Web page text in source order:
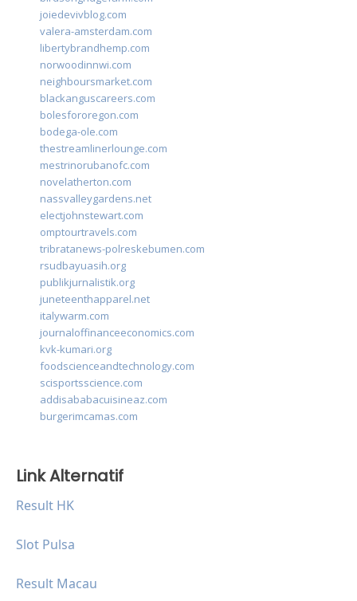
joiedevivblog.com
valera-amsterdam.com
libertybrandhemp.com
norwoodinnwi.com
neighboursmarket.com
blackanguscareers.com
bolesfororegon.com
bodega-ole.com
thestreamlinerlounge.com
mestrinorubanofc.com
novelatherton.com
nassvalleygardens.net
electjohnstewart.com
omptourtravels.com
tribratanews-polreskebumen.com
rsudbayuasih.org
publikjurnalistik.org
juneteenthapparel.net
italywarm.com
journaloffinanceeconomics.com
kvk-kumari.org
foodscienceandtechnology.com
scisportsscience.com
addisababacuisineaz.com
burgerimcamas.com
Link Alternatif
Result HK
Slot Pulsa
Result Macau